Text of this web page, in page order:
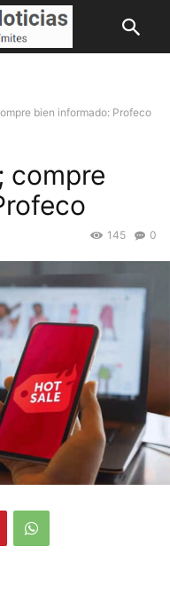
bien informado: Profeco
compre
0
145